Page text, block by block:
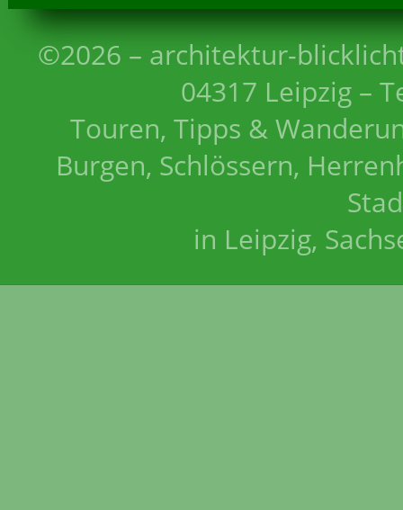
©2026 – architektur-
04317 Leipzig –
Touren, Tipps &
Burgen, Schlössern,
in Leipzig,